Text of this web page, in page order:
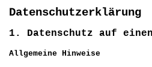
Datenschutzerklärung
1. Datenschutz auf
Allgemeine Hinweise